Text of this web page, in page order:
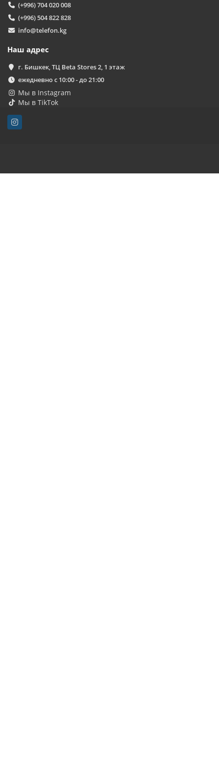
(+996) 704 020 008
(+996) 504 822 828
info@telefon.kg
Наш адрес
г. Бишкек, ТЦ Beta Stores 2, 1 этаж
ежедневно с 10:00 - до 21:00
Мы в Instagram
Мы в TikTok